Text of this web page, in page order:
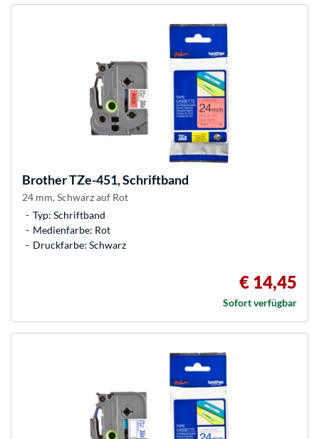
BrotherTZe-451, Schriftband
24 mm, Schwarz auf Rot
Typ: Schriftband
Medienfarbe: Rot
Druckfarbe: Schwarz
€ 14,45
Sofort verfügbar